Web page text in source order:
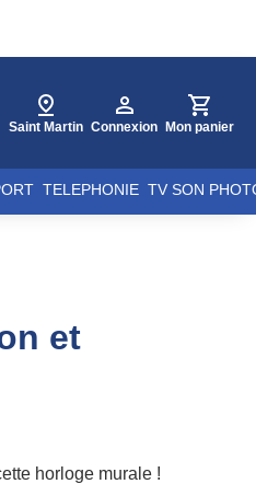
Saint Martin Connexion Mon panier
TELEPHONIE TV SON
et
horloge murale !